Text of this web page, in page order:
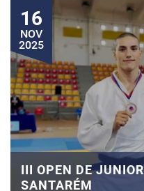
16
NOV
2025
III OPEN DE
SANTARÉM